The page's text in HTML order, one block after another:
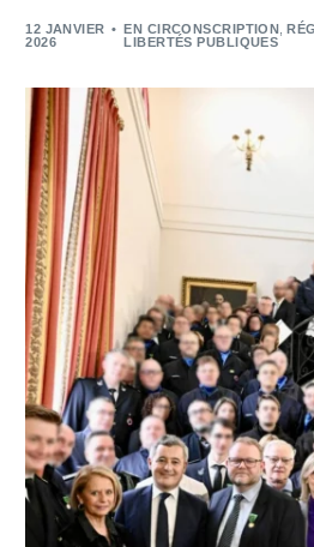
12 JANVIER
2026
EN CIRCONSCRIPTION ,
LIBERTÉS PUBLIQUES